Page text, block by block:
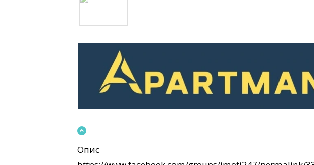
Опис